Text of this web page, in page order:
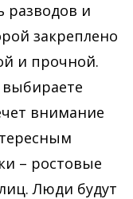
разводов и
закреплено
и прочной.
внимание
– ростовые
Люди будут